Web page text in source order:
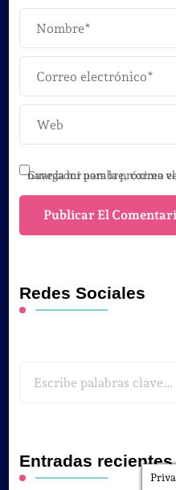
Guarda mi nombre, correo electrónico y web en este
Redes Sociales
Entradas recientes